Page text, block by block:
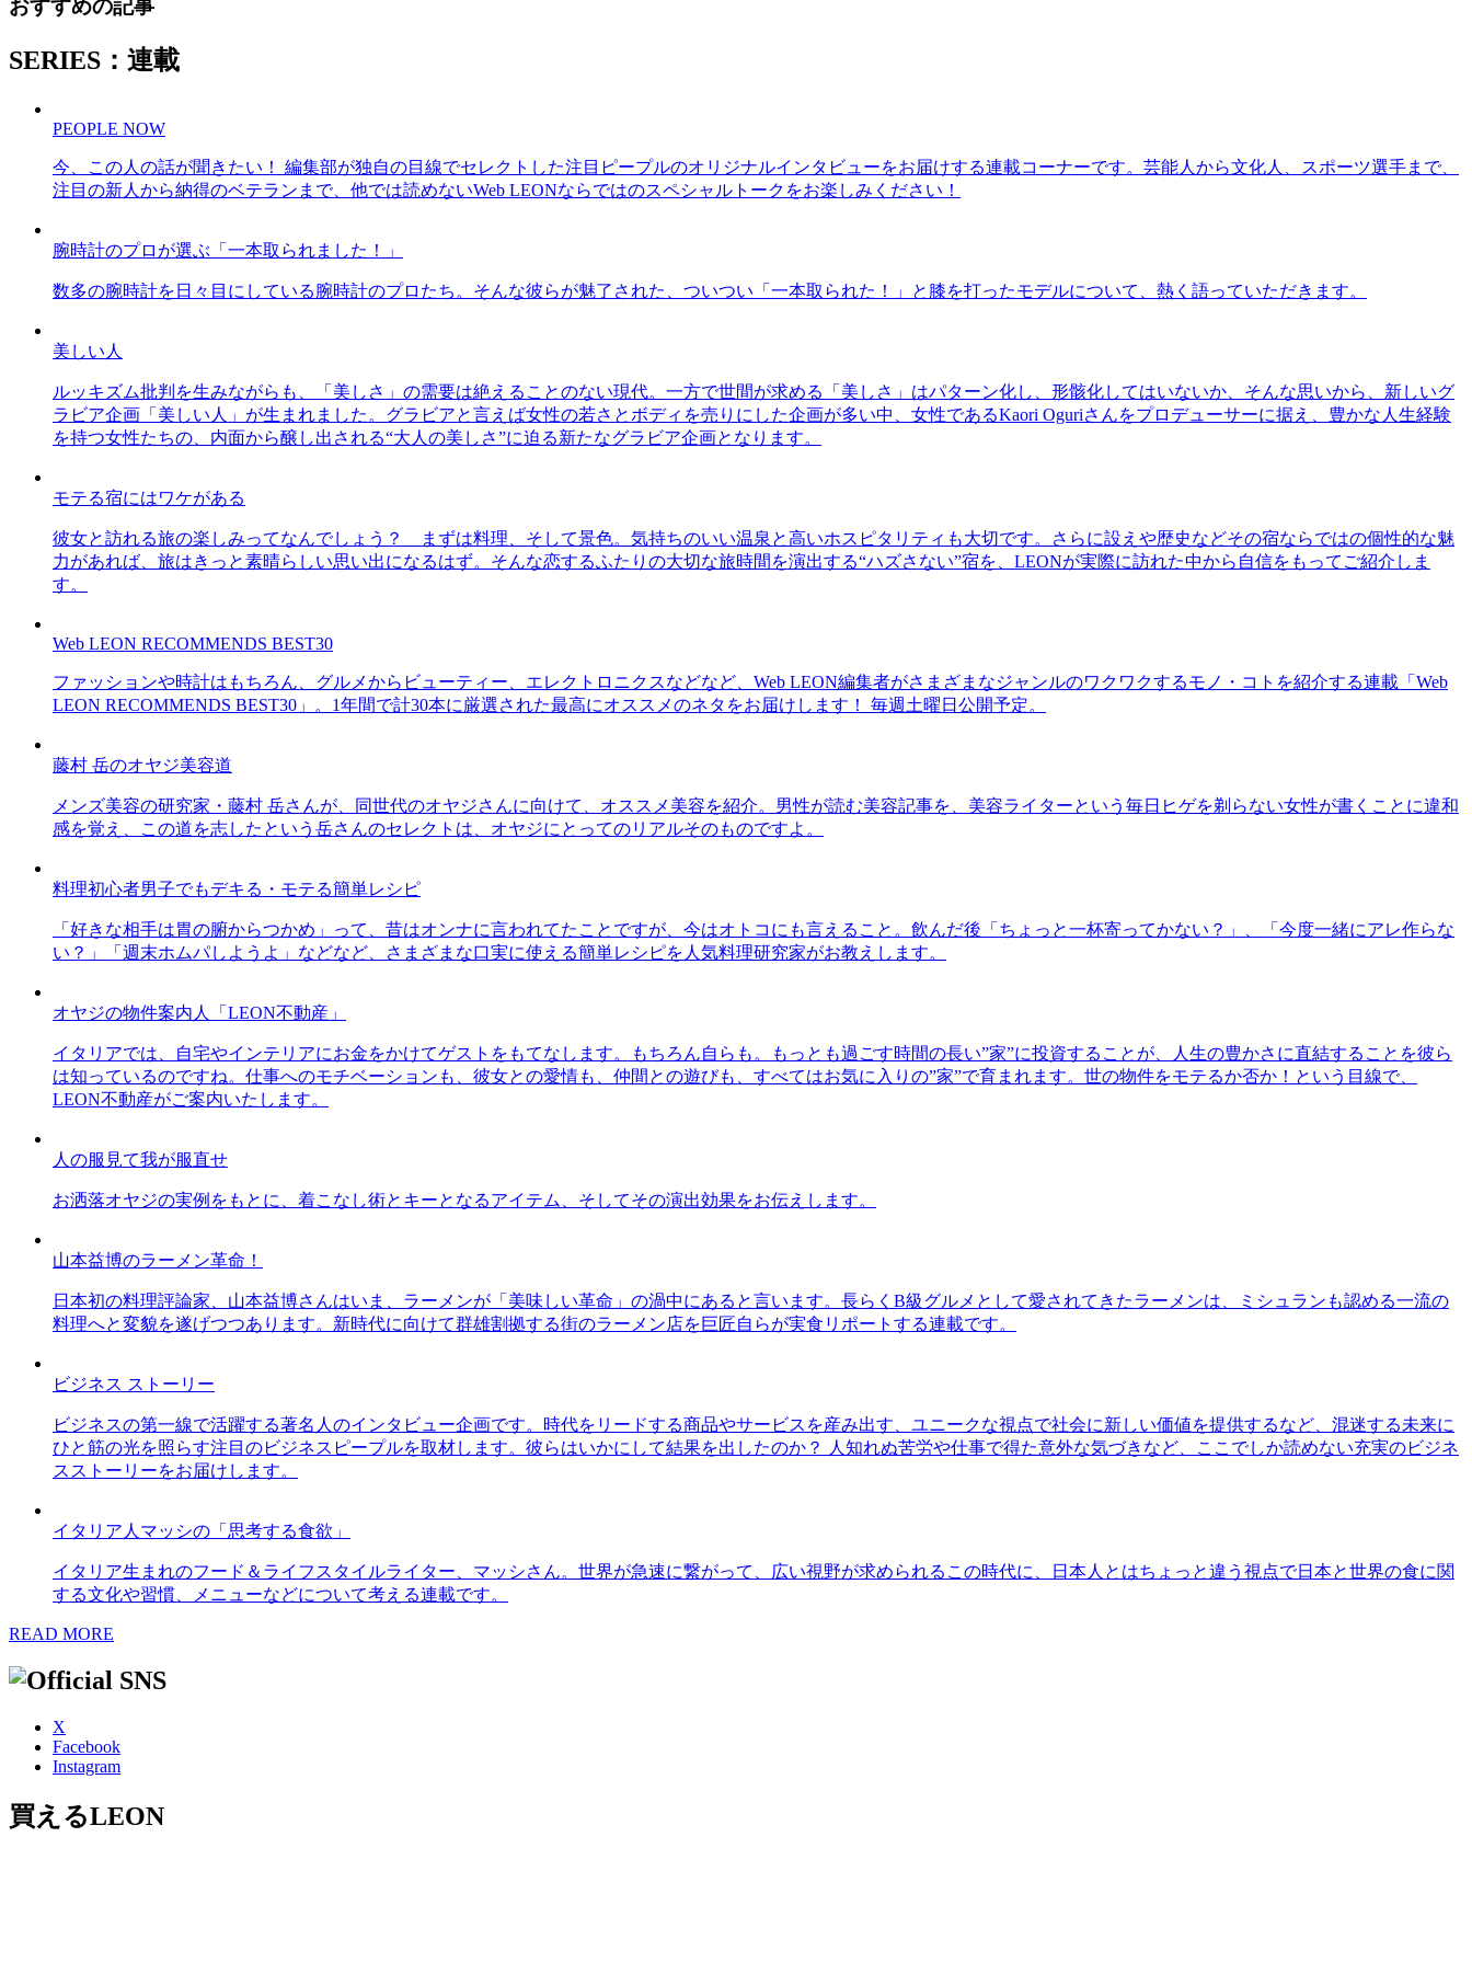
おすすめの記事
SERIES：連載
PEOPLE NOW
今、この人の話が聞きたい！ 編集部が独自の目線でセレクトした注目ピープルのオリジナルインタビューをお届けする連載コーナーです。芸能人から文化人、スポーツ選手まで、
注目の新人から納得のベテランまで、他では読めないWeb LEONならではのスペシャルトークをお楽しみください！
腕時計のプロが選ぶ「一本取られました！」
数多の腕時計を日々目にしている腕時計のプロたち。そんな彼らが魅了された、ついつい「一本取られた！」と膝を打ったモデルについて、熱く語っていただきます。
美しい人
ルッキズム批判を生みながらも、「美しさ」の需要は絶えることのない現代。一方で世間が求める「美しさ」はパターン化し、形骸化してはいないか、そんな思いから、新しいグ
ラビア企画「美しい人」が生まれました。グラビアと言えば女性の若さとボディを売りにした企画が多い中、女性であるKaori Oguriさんをプロデューサーに据え、豊かな人生経験
を持つ女性たちの、内面から醸し出される“大人の美しさ”に迫る新たなグラビア企画となります。
モテる宿にはワケがある
彼女と訪れる旅の楽しみってなんでしょう？ まずは料理、そして景色。気持ちのいい温泉と高いホスピタリティも大切です。さらに設えや歴史などその宿ならではの個性的な魅
力があれば、旅はきっと素晴らしい思い出になるはず。そんな恋するふたりの大切な旅時間を演出する“ハズさない”宿を、LEONが実際に訪れた中から自信をもってご紹介しま
す。
Web LEON RECOMMENDS BEST30
ファッションや時計はもちろん、グルメからビューティー、エレクトロニクスなどなど、Web LEON編集者がさまざまなジャンルのワクワクするモノ・コトを紹介する連載「Web
LEON RECOMMENDS BEST30」。1年間で計30本に厳選された最高にオススメのネタをお届けします！ 毎週土曜日公開予定。
藤村 岳のオヤジ美容道
メンズ美容の研究家・藤村 岳さんが、同世代のオヤジさんに向けて、オススメ美容を紹介。男性が読む美容記事を、美容ライターという毎日ヒゲを剃らない女性が書くことに違和
感を覚え、この道を志したという岳さんのセレクトは、オヤジにとってのリアルそのものですよ。
料理初心者男子でもデキる・モテる簡単レシピ
「好きな相手は胃の腑からつかめ」って、昔はオンナに言われてたことですが、今はオトコにも言えること。飲んだ後「ちょっと一杯寄ってかない？」、「今度一緒にアレ作らな
い？」「週末ホムパしようよ」などなど、さまざまな口実に使える簡単レシピを人気料理研究家がお教えします。
オヤジの物件案内人「LEON不動産」
イタリアでは、自宅やインテリアにお金をかけてゲストをもてなします。もちろん自らも。もっとも過ごす時間の長い”家”に投資することが、人生の豊かさに直結することを彼ら
は知っているのですね。仕事へのモチベーションも、彼女との愛情も、仲間との遊びも、すべてはお気に入りの”家”で育まれます。世の物件をモテるか否か！という目線で、
LEON不動産がご案内いたします。
人の服見て我が服直せ
お洒落オヤジの実例をもとに、着こなし術とキーとなるアイテム、そしてその演出効果をお伝えします。
山本益博のラーメン革命！
日本初の料理評論家、山本益博さんはいま、ラーメンが「美味しい革命」の渦中にあると言います。長らくB級グルメとして愛されてきたラーメンは、ミシュランも認める一流の
料理へと変貌を遂げつつあります。新時代に向けて群雄割拠する街のラーメン店を巨匠自らが実食リポートする連載です。
ビジネス ストーリー
ビジネスの第一線で活躍する著名人のインタビュー企画です。時代をリードする商品やサービスを産み出す、ユニークな視点で社会に新しい価値を提供するなど、混迷する未来に
ひと筋の光を照らす注目のビジネスピープルを取材します。彼らはいかにして結果を出したのか？ 人知れぬ苦労や仕事で得た意外な気づきなど、ここでしか読めない充実のビジネ
スストーリーをお届けします。
イタリア人マッシの「思考する食欲」
イタリア生まれのフード＆ライフスタイルライター、マッシさん。世界が急速に繋がって、広い視野が求められるこの時代に、日本人とはちょっと違う視点で日本と世界の食に関
する文化や習慣、メニューなどについて考える連載です。
READ MORE
X
Facebook
Instagram
買えるLEON